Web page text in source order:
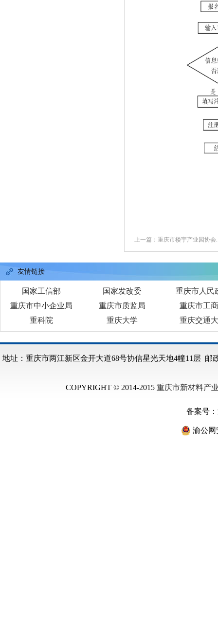
上一篇：重庆市楼宇产业园协会
友情链接
国家工信部 国家发改委
重庆市人民
重庆市中小企业局
重庆市质监局
重庆市工
重科院
重庆大学 重庆交通
地址：重庆市两江新区金开大道68号协信星光天地4幢11层 邮
COPYRIGHT © 2014-2015重庆市新材料产
备案号：
渝公网